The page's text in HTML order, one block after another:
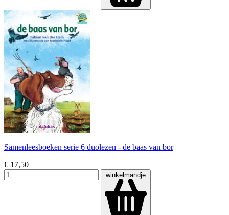
Samenleesboeken serie 6 duolezen - de baas van bor
€ 17,50
winkelmandje